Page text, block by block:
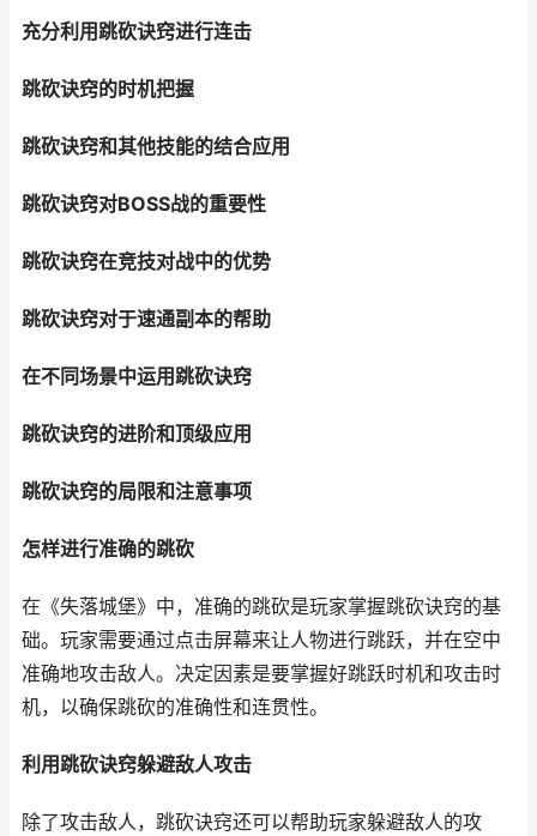
充分利用跳砍诀窍进行连击
跳砍诀窍的时机把握
跳砍诀窍和其他技能的结合应用
跳砍诀窍对BOSS战的重要性
跳砍诀窍在竞技对战中的优势
跳砍诀窍对于速通副本的帮助
在不同场景中运用跳砍诀窍
跳砍诀窍的进阶和顶级应用
跳砍诀窍的局限和注意事项
怎样进行准确的跳砍
在《失落城堡》中，准确的跳砍是玩家掌握跳砍诀窍的基
础。玩家需要通过点击屏幕来让人物进行跳跃，并在空中
准确地攻击敌人。决定因素是要掌握好跳跃时机和攻击时
机，以确保跳砍的准确性和连贯性。
利用跳砍诀窍躲避敌人攻击
除了攻击敌人，跳砍诀窍还可以帮助玩家躲避敌人的攻